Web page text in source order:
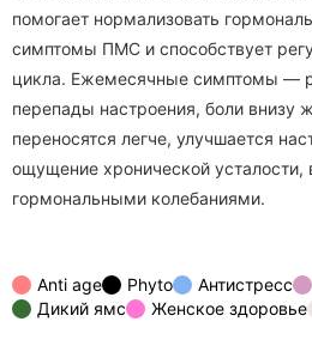
помогает нормализовать
симптомы ПМС и способствует
цикла. Ежемесячные симптомы —
перепады настроения, боли внизу
переносятся легче, улучшается
ощущение хронической усталости,
гормональными колебаниями.
Anti age Phyto Антистресс
Дикий ямс
Женское здоровье